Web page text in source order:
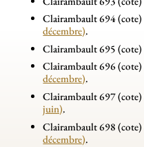
Clairambault 694
décembre).
Clairambault 695
Clairambault 696
décembre).
Clairambault 697
juin).
Clairambault 698
décembre).